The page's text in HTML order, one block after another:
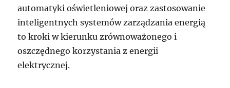
automatyki oświetleniowej oraz zastosowanie
inteligentnych systemów zarządzania energią
to kroki w kierunku zrównoważonego i
oszczędnego korzystania z energii
elektrycznej.